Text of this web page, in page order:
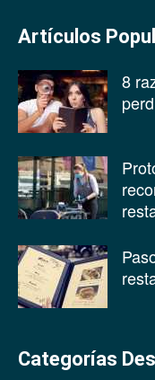
Artículos
8
Categorías